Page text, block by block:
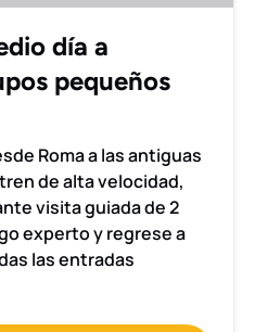
día a
pequeños
Roma a las antiguas
de alta velocidad,
visita guiada de 2
experto y regrese a
las entradas